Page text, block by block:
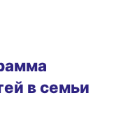
в семьи